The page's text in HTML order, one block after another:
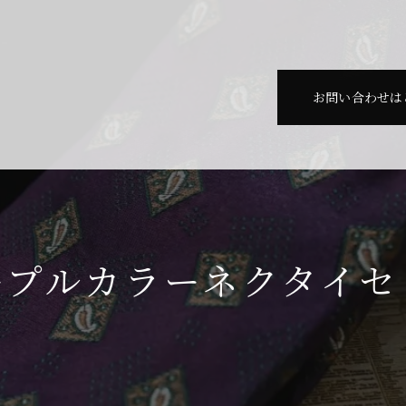
お問い合わせ
ルカラーネクタイ